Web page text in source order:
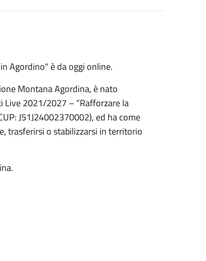
Agordino" è da oggi online.
Montana Agordina, è nato
Live 2021/2027 – “Rafforzare la
J51J24002370002), ed ha come
trasferirsi o stabilizzarsi in territorio